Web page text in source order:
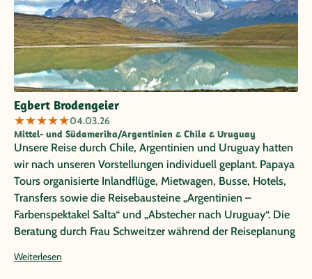
Egbert Brodengeier
★★★★★04.03.26
Mittel- und Südamerika/Argentinien & Chile & Uruguay
Unsere Reise durch Chile, Argentinien und Uruguay hatten
wir nach unseren Vorstellungen individuell geplant. Papaya
Tours organisierte Inlandflüge, Mietwagen, Busse, Hotels,
Transfers sowie die Reisebausteine „Argentinien –
Farbenspektakel Salta“ und „Abstecher nach Uruguay“. Die
Beratung durch Frau Schweitzer während der Reiseplanung
Traumreise mit vielen unvergesslichen Erlebnissen und
Weiterlesen